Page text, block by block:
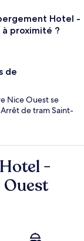
Hotel -
proximité ?
de
Nice Ouest se
de tram Saint-
-